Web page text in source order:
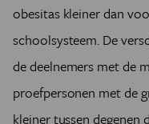
obesitas kleiner dan
schoolsysteem. De
de deelnemers met de
proefpersonen met de
kleiner tussen